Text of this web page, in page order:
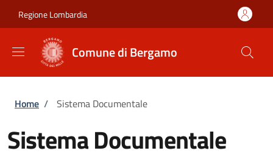
Regione Lombardia
Comune di Bergamo
Briciole di pane
Home / Sistema Documentale
Sistema Documentale